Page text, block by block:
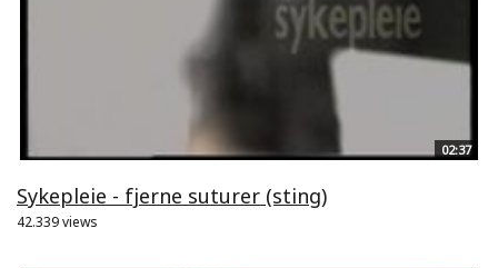
02:37
Sykepleie - fjerne suturer (sting)
42.339 views